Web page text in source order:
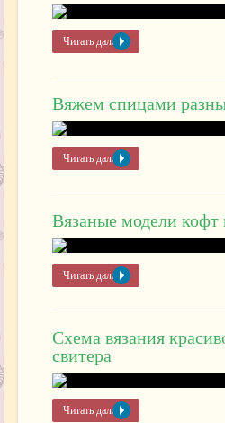
Читать далее »
Вяжем спицами
Читать далее »
Вязаные модели кофт
Читать далее »
Схема вязания
свитера
Читать далее »